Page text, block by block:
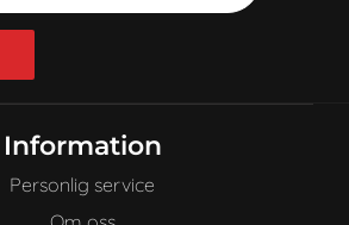
Information
Personlig service